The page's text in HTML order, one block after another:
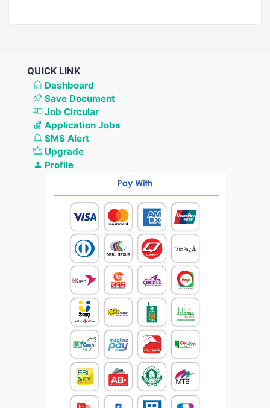
QUICK LINK
Dashboard
Save Document
Job Circular
Application Jobs
SMS Alert
Upgrade
Profile